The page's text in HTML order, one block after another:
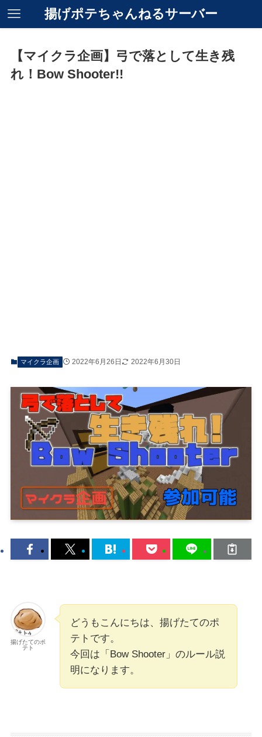
揚げポテちゃんねるサーバー
【マイクラ企画】弓で落として生き残
れ！Bow Shooter!!
マイクラ企画 2022年6月26日 2022年6月30日
揚げたてのポ
テト
どうもこんにちは、揚げたてのポ
テトです。
今回は「Bow Shooter」のルール説
明になります。